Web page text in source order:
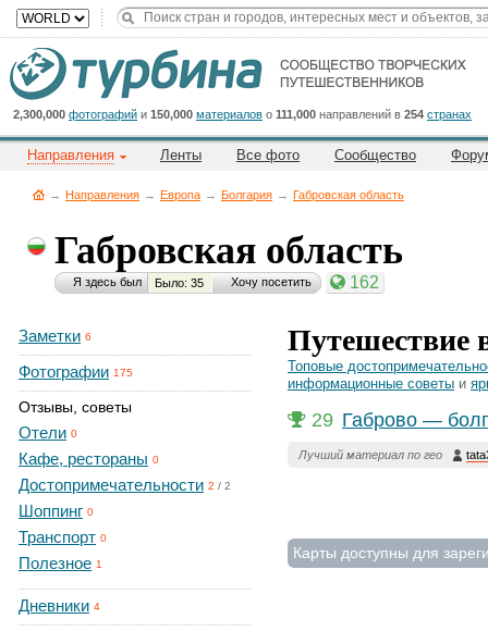
2,300,000 фотографий и 150,000 материалов о 111,000 направлений в 254 странах
Направления Ленты Все фото Сообщество
→ Направления → Европа → Болгария → Габровская область
Габровская область
Я здесь был Было: 35 Хочу посетить 162
Заметки 6
Фотографии 175
Отзывы, советы
Отели 0
Кафе, рестораны 0
Достопримечательности 2 / 2
Шоппинг 0
Транспорт 0
Полезное 1
Дневники 4
Путешествие
Топовые
информационные советы и
29 Габрово —
Лучший материал по гео
Карты доступны для
Cейчас
на
сайте:
Title
Button